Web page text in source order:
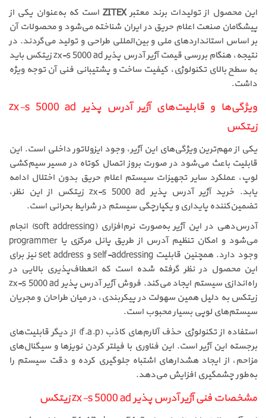
این محصول از تولیدات برند معتبرZITEX است که به‌عنوان یکی از
پیشگامان صنعت اعلام حریق در ایران شناخته می‌شود و محصولات آن
بر اساس استانداردهای ملی و بین‌المللی طراحی و تولید می‌گردند. در
نتیجه، هنگام بررسی قیمت آژیر آدرس پذیر zx-s 5000 ad زیتکس باید
به سطح بالای تکنولوژی، کیفیت ساخت و پشتیبانی فنی آن توجه ویژه
داشت.
ویژگی‌ها و قابلیت‌های آژیر آدرس پذیر zx-s 5000 ad
زیتکس
یکی از مهم‌ترین ویژگی‌های این آژیر، وجود ایزولاتور داخلی است. این
قابلیت باعث می‌شود در صورت بروز اتصال کوتاه در مسیر سیم‌کشی
لوپ، عملکرد سایر تجهیزات سیستم اعلام حریق بدون اختلال ادامه
یابد. خرید آژیر آدرس پذیر zx-s 5000 ad زیتکس از این نظر،
تضمین‌کننده پایداری و یکپارچگی سیستم در شرایط بحرانی است.
آدرس‌دهی در این آژیر به‌صورت نرم‌افزاری (soft addressing) انجام
می‌شود و امکان تنظیم آدرس از طریق پانل مرکزی یا programmer
وجود دارد. همچنین قابلیت self-addressing و set address نیز برای
این محصول در نظر گرفته شده است که انعطاف‌پذیری بالایی در
راه‌اندازی سیستم ایجاد می‌کند. فروش آژیر آدرس پذیر zx-s 5000 ad
زیتکس به دلیل همین سهولت در پیکربندی، در میان طراحان و مجریان
سیستم‌های لوپی بسیار محبوب است.
استفاده از تکنولوژی حذف آلارم‌های کاذب (f.a.p) از دیگر قابلیت‌های
برجسته این آژیر است. این فناوری با فیلتر کردن نویزها و سیگنال‌های
مزاحم، از ایجاد هشدارهای اشتباه جلوگیری کرده و دقت سیستم را
به‌طور چشمگیری افزایش می‌دهد.
مشخصات فنی آژیر آدرس پذیر zx-s 5000 ad زیتکس